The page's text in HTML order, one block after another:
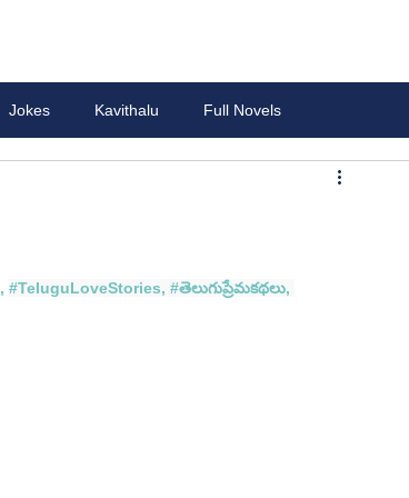
Jokes Kavithalu Full Novels
, #TeluguLoveStories, #తెలుగుప్రేమకథలు,